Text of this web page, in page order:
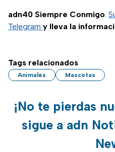
adn40 Siempre Conmigo.
Telegram y lleva la
Tags relacionados
Animales Mascotas
¡No te pierdas
sigue a adn